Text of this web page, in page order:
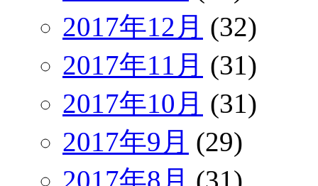
2017年12月 (32)
2017年11月 (31)
2017年10月 (31)
2017年9月 (29)
2017年8月 (31)